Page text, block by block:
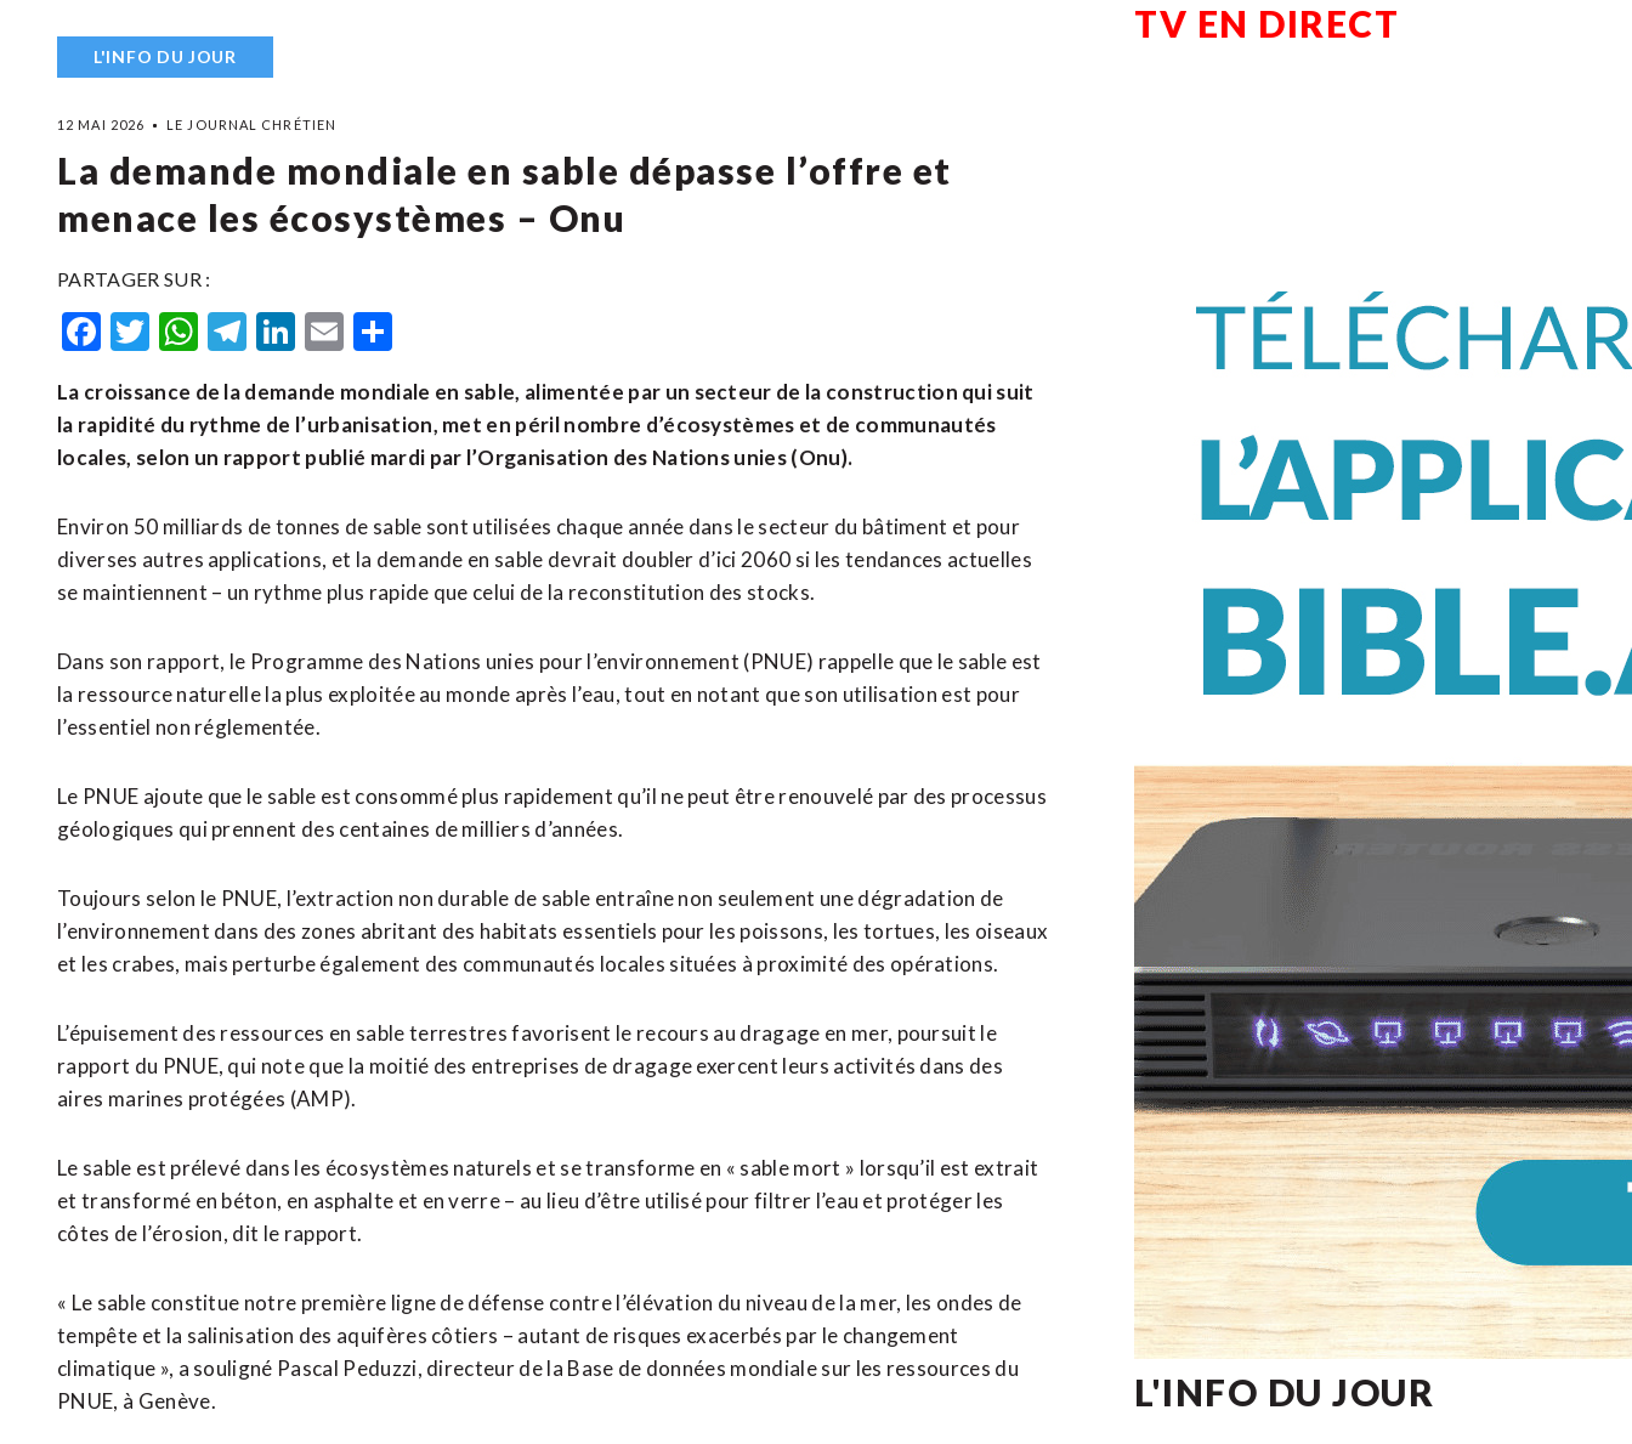
L'INFO DU JOUR
12 MAI 2026 LE JOURNAL CHRÉTIEN
La demande mondiale en sable dépasse l’offre et
menace les écosystèmes – Onu
PARTAGER SUR :
Facebook
Twitter
WhatsApp
Telegram
LinkedIn
Email
La croissance de la demande mondiale en sable, alimentée par un secteur de la construction qui suit
la rapidité du rythme de l’urbanisation, met en péril nombre d’écosystèmes et de communautés
locales, selon un rapport publié mardi par l’Organisation des Nations unies (Onu).
Environ 50 milliards de tonnes de sable sont utilisées chaque année dans le secteur du bâtiment et pour
diverses autres applications, et la demande en sable devrait doubler d’ici 2060 si les tendances actuelles
se maintiennent – un rythme plus rapide que celui de la reconstitution des stocks.
Dans son rapport, le Programme des Nations unies pour l’environnement (PNUE) rappelle que le sable est
la ressource naturelle la plus exploitée au monde après l’eau, tout en notant que son utilisation est pour
l’essentiel non réglementée.
Le PNUE ajoute que le sable est consommé plus rapidement qu’il ne peut être renouvelé par des processus
géologiques qui prennent des centaines de milliers d’années.
Toujours selon le PNUE, l’extraction non durable de sable entraîne non seulement une dégradation de
l’environnement dans des zones abritant des habitats essentiels pour les poissons, les tortues, les oiseaux
et les crabes, mais perturbe également des communautés locales situées à proximité des opérations.
L’épuisement des ressources en sable terrestres favorisent le recours au dragage en mer, poursuit le
rapport du PNUE, qui note que la moitié des entreprises de dragage exercent leurs activités dans des
aires marines protégées (AMP).
Le sable est prélevé dans les écosystèmes naturels et se transforme en « sable mort » lorsqu’il est extrait
et transformé en béton, en asphalte et en verre – au lieu d’être utilisé pour filtrer l’eau et protéger les
côtes de l’érosion, dit le rapport.
« Le sable constitue notre première ligne de défense contre l’élévation du niveau de la mer, les ondes de
tempête et la salinisation des aquifères côtiers – autant de risques exacerbés par le changement
climatique », a souligné Pascal Peduzzi, directeur de la Base de données mondiale sur les ressources du
PNUE, à Genève.
TV EN DIRECT
L'INFO DU JOUR